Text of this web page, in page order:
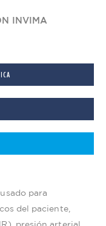
INVIMA
para
del paciente,
presión arterial